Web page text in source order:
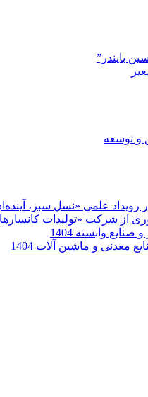
بایندر”
و توسعه
علمی «نسل سبز،
از شرکت «تولیدات کانسارهای
وابسته 1404
معدنی و ماشین آلات 1404